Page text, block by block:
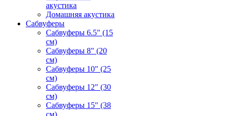
акустика
Домашняя акустика
Сабвуферы
Сабвуферы 6.5" (15
см)
Сабвуферы 8" (20
см)
Сабвуферы 10" (25
см)
Сабвуферы 12" (30
см)
Сабвуферы 15" (38
см)